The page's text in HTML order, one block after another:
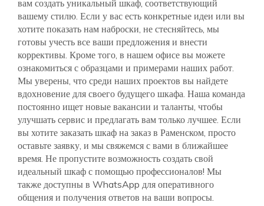
Рaдиусные решения в Пущино
Современные направления
вам создать уникальный шкаф, соответствующий
вашему стилю. Если у вас есть конкретные идеи или вы
хотите показать нам наброски, не стесняйтесь, мы
готовы учесть все ваши предложения и внести
коррективы. Кроме того, в нашем офисе вы можете
ознакомиться с образцами и примерами наших работ.
Мы уверены, что среди наших проектов вы найдете
вдохновение для своего будущего шкафа. Наша команда
постоянно ищет новые вакансии и таланты, чтобы
улучшать сервис и предлагать вам только лучшее. Если
вы хотите заказать шкаф на заказ в Раменском, просто
оставьте заявку, и мы свяжемся с вами в ближайшее
время. Не пропустите возможность создать свой
идеальный шкаф с помощью профессионалов! Мы
также доступны в WhatsApp для оперативного
общения и получения ответов на ваши вопросы.